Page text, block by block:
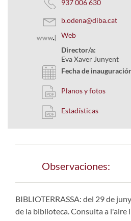
937 006 630
b.odena@diba.cat
Web
Director/a:
Eva Xaver Junyent
Fecha de
Planos y fotos
Estadísticas
Observaciones:
BIBLIOTERRASSA: del 29 de
de la biblioteca. Consulta a l'aire